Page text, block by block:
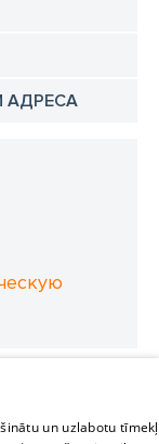
АДРЕСА
un uzlabotu